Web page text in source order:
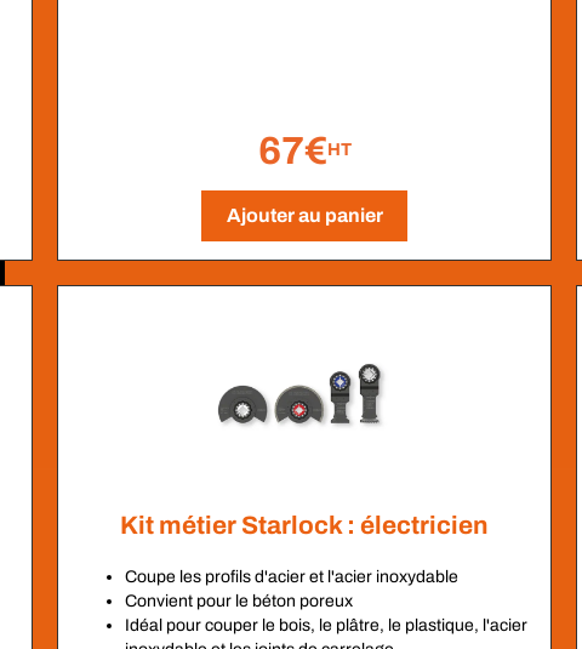
67€HT
Ajouter au panier
Kit métier Starlock : électricien
Coupe les profils d'acier et l'acier inoxydable
Convient pour le béton poreux
Idéal pour couper le bois, le plâtre, le plastique, l'acier